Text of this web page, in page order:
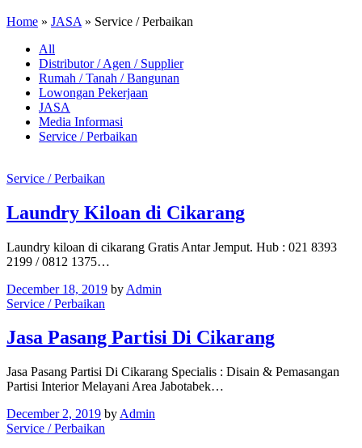
Home » JASA » Service / Perbaikan
All
Distributor / Agen / Supplier
Rumah / Tanah / Bangunan
Lowongan Pekerjaan
JASA
Media Informasi
Service / Perbaikan
Service / Perbaikan
Laundry Kiloan di Cikarang
Laundry kiloan di cikarang Gratis Antar Jemput. Hub : 021 8393
2199 / 0812 1375…
December 18, 2019 by Admin
Service / Perbaikan
Jasa Pasang Partisi Di Cikarang
Jasa Pasang Partisi Di Cikarang Specialis : Disain & Pemasangan
Partisi Interior Melayani Area Jabotabek…
December 2, 2019 by Admin
Service / Perbaikan